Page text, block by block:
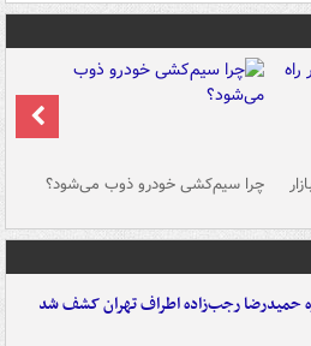
چرا سیم‌کشی خودرو ذوب می‌شود؟
حمیدرضا رجب‌زاده اطراف تهران کشف شد